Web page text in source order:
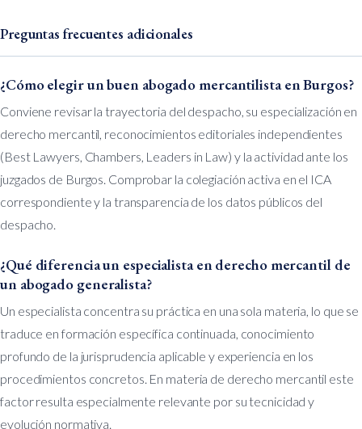
Preguntas frecuentes adicionales
¿Cómo elegir un buen abogado mercantilista en Burgos?
Conviene revisar la trayectoria del despacho, su especialización en
derecho mercantil, reconocimientos editoriales independientes
(Best Lawyers, Chambers, Leaders in Law) y la actividad ante los
juzgados de Burgos. Comprobar la colegiación activa en el ICA
correspondiente y la transparencia de los datos públicos del
despacho.
¿Qué diferencia un especialista en derecho mercantil de
un abogado generalista?
Un especialista concentra su práctica en una sola materia, lo que se
traduce en formación específica continuada, conocimiento
profundo de la jurisprudencia aplicable y experiencia en los
procedimientos concretos. En materia de derecho mercantil este
factor resulta especialmente relevante por su tecnicidad y
evolución normativa.